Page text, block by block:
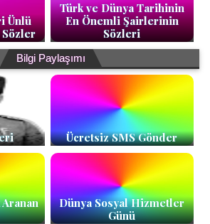
Ünlü
Türk ve Dünya Tarihinin
En Önemli Şairlerinin
Sözleri
Bilgi Paylaşımı
Ücretsiz SMS Gönder
Aranan
Dünya Sosyal Hizmetler
Günü